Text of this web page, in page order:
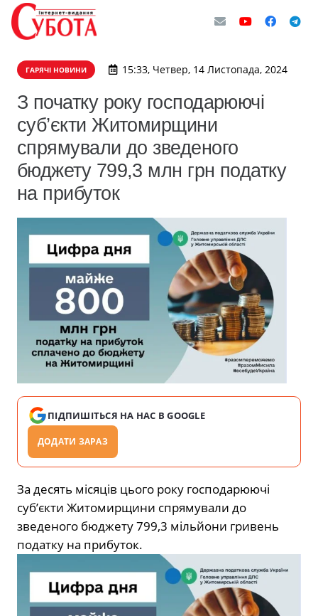
ГАРЯЧІ НОВИНИ 15:33, Четвер, 14 Листопада, 2024
З початку року господарюючі
суб’єкти Житомирщини
спрямували до зведеного
бюджету 799,3 млн грн податку
на прибуток
ПІДПИШІТЬСЯ НА НАС В GOOGLE
ДОДАТИ ЗАРАЗ
За десять місяців цього року господарюючі
суб’єкти Житомирщини спрямували до
зведеного бюджету 799,3 мільйони гривень
податку на прибуток.